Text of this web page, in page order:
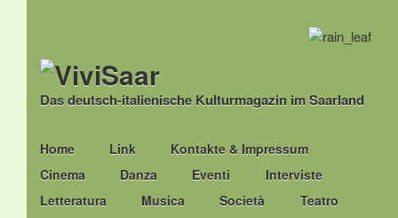
Das deutsch-italienische Kulturmagazin im Saarland
Main menu
Skip
to
content
Home Link
Kontakte & Impressum
Cinema
Danza Eventi
Interviste
Letteratura
Musica Società Teatro